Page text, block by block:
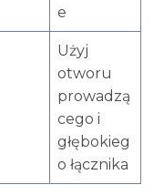
e
Użyj
otworu
prowadzą
cego i
głębokieg
o łącznika